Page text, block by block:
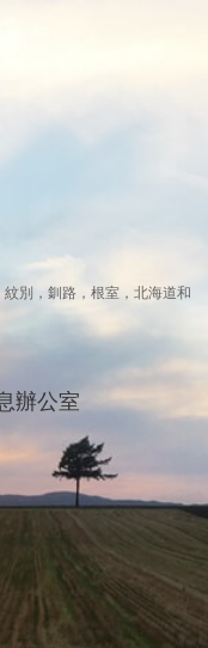
別，釧路，根室，北海道和
辦公室